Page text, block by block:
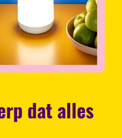
dat alles